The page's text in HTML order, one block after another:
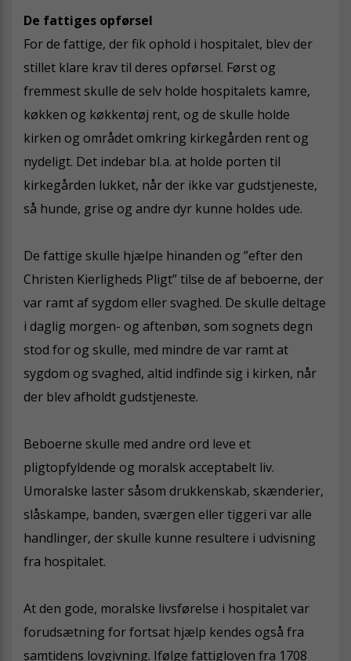
De fattiges opførsel
For de fattige, der fik ophold i hospitalet, blev der
stillet klare krav til deres opførsel. Først og
fremmest skulle de selv holde hospitalets kamre,
køkken og køkkentøj rent, og de skulle holde
kirken og området omkring kirkegården rent og
nydeligt. Det indebar bl.a. at holde porten til
kirkegården lukket, når der ikke var gudstjeneste,
så hunde, grise og andre dyr kunne holdes ude.
De fattige skulle hjælpe hinanden og ”efter den
Christen Kierligheds Pligt” tilse de af beboerne, der
var ramt af sygdom eller svaghed. De skulle deltage
i daglig morgen- og aftenbøn, som sognets degn
stod for og skulle, med mindre de var ramt at
sygdom og svaghed, altid indfinde sig i kirken, når
der blev afholdt gudstjeneste.
Beboerne skulle med andre ord leve et
pligtopfyldende og moralsk acceptabelt liv.
Umoralske laster såsom drukkenskab, skænderier,
slåskampe, banden, sværgen eller tiggeri var alle
handlinger, der skulle kunne resultere i udvisning
fra hospitalet.
At den gode, moralske livsførelse i hospitalet var
forudsætning for fortsat hjælp kendes også fra
samtidens lovgivning. Ifølge fattigloven fra 1708